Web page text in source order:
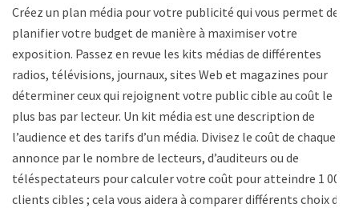
Créez un plan média pour votre publicité qui vous permet de
planifier votre budget de manière à maximiser votre
exposition. Passez en revue les kits médias de différentes
radios, télévisions, journaux, sites Web et magazines pour
déterminer ceux qui rejoignent votre public cible au coût le
plus bas par lecteur. Un kit média est une description de
l’audience et des tarifs d’un média. Divisez le coût de chaque
annonce par le nombre de lecteurs, d’auditeurs ou de
téléspectateurs pour calculer votre coût pour atteindre 1 000
clients cibles ; cela vous aidera à comparer différents choix de